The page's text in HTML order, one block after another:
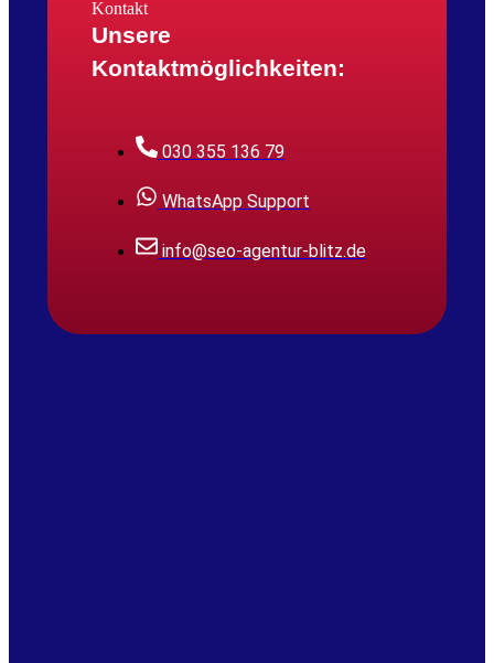
Kontakt
Unsere
Kontaktmöglichkeiten:
030 355 136 79
WhatsApp Support
info@seo-agentur-blitz.de